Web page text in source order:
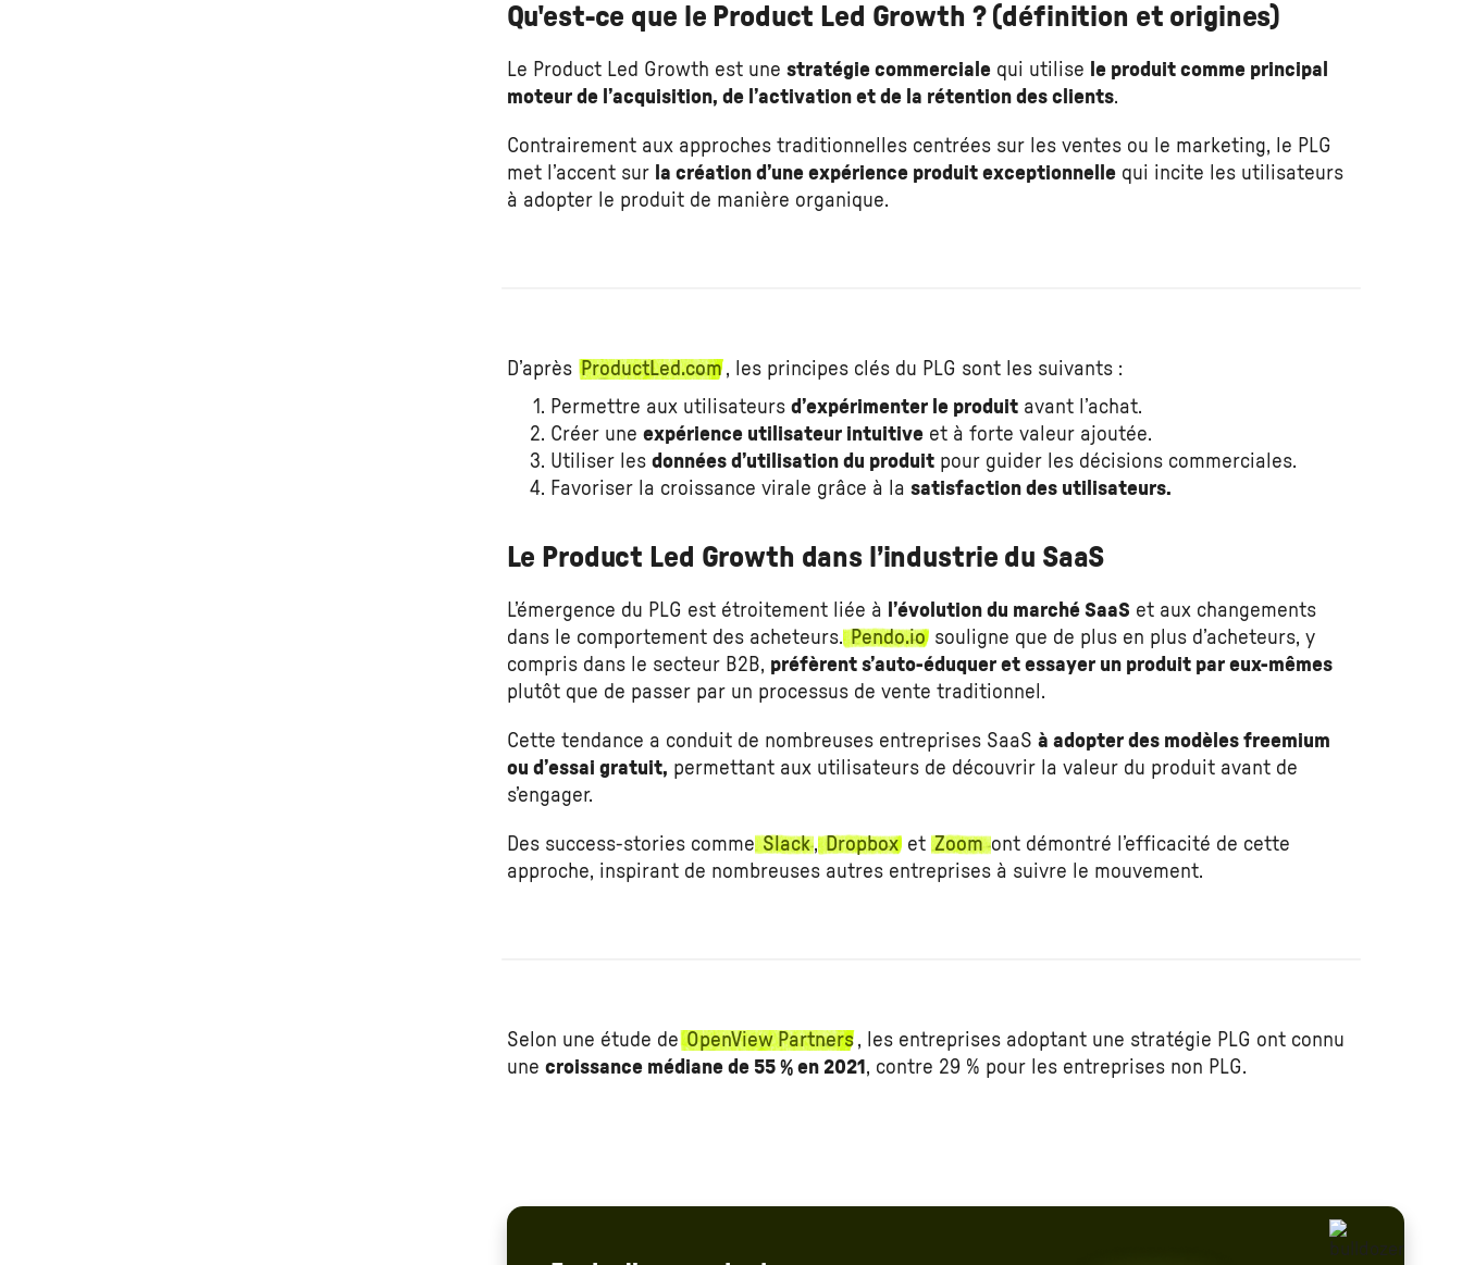
Qu'est-ce que le Product Led Growth ? (définition et origines)
Le Product Led Growth est une stratégie commercialequi utilise le produit comme principal
moteur de l’acquisition, de l’activation et de la rétention des clients.
Contrairement aux approches traditionnelles centrées sur les ventes ou le marketing, le PLG
met l’accent sur la création d’une expérience produit exceptionnellequi incite les utilisateurs
à adopter le produit de manière organique.
D’après ProductLed.com , les principes clés du PLG sont les suivants :
Permettre aux utilisateurs d’expérimenter le produitavant l’achat.
Créer une expérience utilisateur intuitiveet à forte valeur ajoutée.
Utiliser les données d’utilisation du produitpour guider les décisions commerciales.
Favoriser la croissance virale grâce à la satisfaction des utilisateurs.
Le Product Led Growth dans l’industrie du SaaS
L’émergence du PLG est étroitement liée à l’évolution du marché SaaS et aux changements
dans le comportement des acheteurs.Pendo.iosouligne que de plus en plus d’acheteurs, y
compris dans le secteur B2B, préfèrent s’auto-éduquer et essayer un produit par eux-mêmes
plutôt que de passer par un processus de vente traditionnel.
Cette tendance a conduit de nombreuses entreprises SaaS à adopter des modèles freemium
ou d’essai gratuit, permettant aux utilisateurs de découvrir la valeur du produit avant de
s’engager.
Des success-stories commeSlack,Dropboxet Zoomont démontré l’efficacité de cette
approche, inspirant de nombreuses autres entreprises à suivre le mouvement.
Selon une étude deOpenView Partners , les entreprises adoptant une stratégie PLG ont connu
une croissance médiane de 55 % en 2021 , contre 29 % pour les entreprises non PLG.